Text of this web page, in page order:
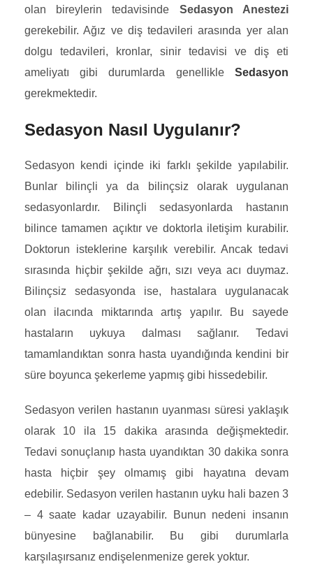
olan bireylerin tedavisinde Sedasyon Anestezi
gerekebilir. Ağız ve diş tedavileri arasında yer alan
dolgu tedavileri, kronlar, sinir tedavisi ve diş eti
ameliyatı gibi durumlarda genellikle Sedasyon
gerekmektedir.
Sedasyon Nasıl Uygulanır?
Sedasyon kendi içinde iki farklı şekilde yapılabilir.
Bunlar bilinçli ya da bilinçsiz olarak uygulanan
sedasyonlardır. Bilinçli sedasyonlarda hastanın
bilince tamamen açıktır ve doktorla iletişim kurabilir.
Doktorun isteklerine karşılık verebilir. Ancak tedavi
sırasında hiçbir şekilde ağrı, sızı veya acı duymaz.
Bilinçsiz sedasyonda ise, hastalara uygulanacak
olan ilacında miktarında artış yapılır. Bu sayede
hastaların uykuya dalması sağlanır. Tedavi
tamamlandıktan sonra hasta uyandığında kendini bir
süre boyunca şekerleme yapmış gibi hissedebilir.
Sedasyon verilen hastanın uyanması süresi yaklaşık
olarak 10 ila 15 dakika arasında değişmektedir.
Tedavi sonuçlanıp hasta uyandıktan 30 dakika sonra
hasta hiçbir şey olmamış gibi hayatına devam
edebilir. Sedasyon verilen hastanın uyku hali bazen 3
– 4 saate kadar uzayabilir. Bunun nedeni insanın
bünyesine bağlanabilir. Bu gibi durumlarla
karşılaşırsanız endişelenmenize gerek yoktur.